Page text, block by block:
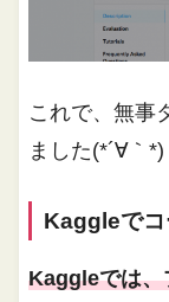
これで、無事
ました(*´∀｀*)
Kaggleでコ
Kaggleでは、